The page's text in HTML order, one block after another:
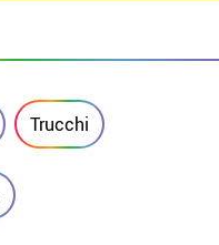
Trucchi